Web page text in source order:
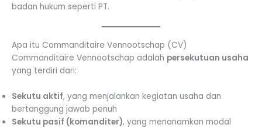
badan hukum seperti PT.
Apa itu Commanditaire Vennootschap (CV)
Commanditaire Vennootschap adalah persekutuan usaha
yang terdiri dari:
Sekutu aktif, yang menjalankan kegiatan usaha dan
bertanggung jawab penuh
Sekutu pasif (komanditer), yang menanamkan modal